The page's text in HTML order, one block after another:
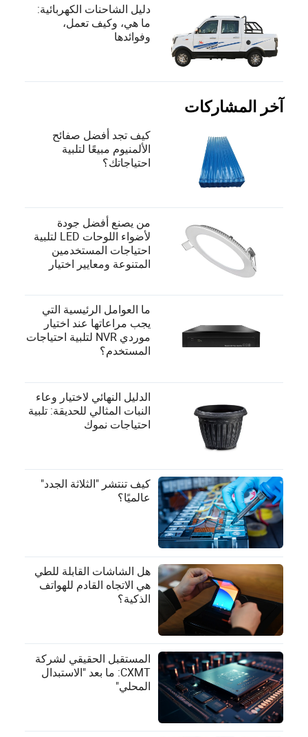
دليل الشاحنات الكهربائية:
ما هي، وكيف تعمل،
وفوائدها
آخر المشاركات
كيف تجد أفضل صفائح
الألمنيوم مبيعًا لتلبية
احتياجاتك؟
من يصنع أفضل جودة
لأضواء اللوحات LED لتلبية
احتياجات المستخدمين
المتنوعة ومعايير اختيار
ما العوامل الرئيسية التي
يجب مراعاتها عند اختيار
موردي NVR لتلبية احتياجات
المستخدم؟
الدليل النهائي لاختيار وعاء
النبات المثالي للحديقة: تلبية
احتياجات نموك
كيف تنتشر "الثلاثة الجدد"
عالميًا؟
هل الشاشات القابلة للطي
هي الاتجاه القادم للهواتف
الذكية؟
المستقبل الحقيقي لشركة
CXMT: ما بعد "الاستبدال
المحلي"